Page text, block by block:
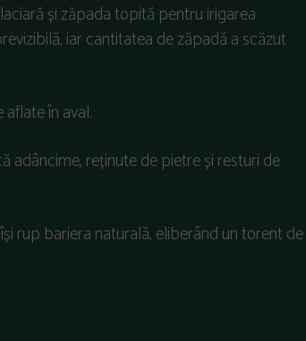
și zăpada topită pentru irigarea
iar cantitatea de zăpadă a scăzut
în aval.
adâncime, reținute de pietre și resturi de
rup bariera naturală, eliberând un torent de